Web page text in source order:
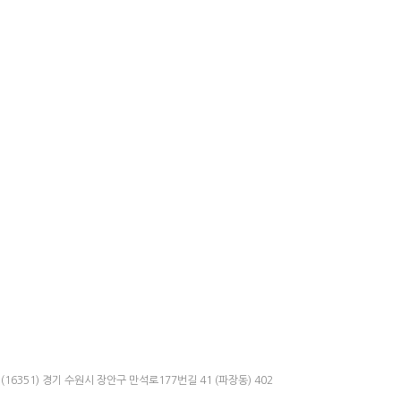
(16351) 경기 수원시 장안구 만석로177번길 41 (파장동) 402